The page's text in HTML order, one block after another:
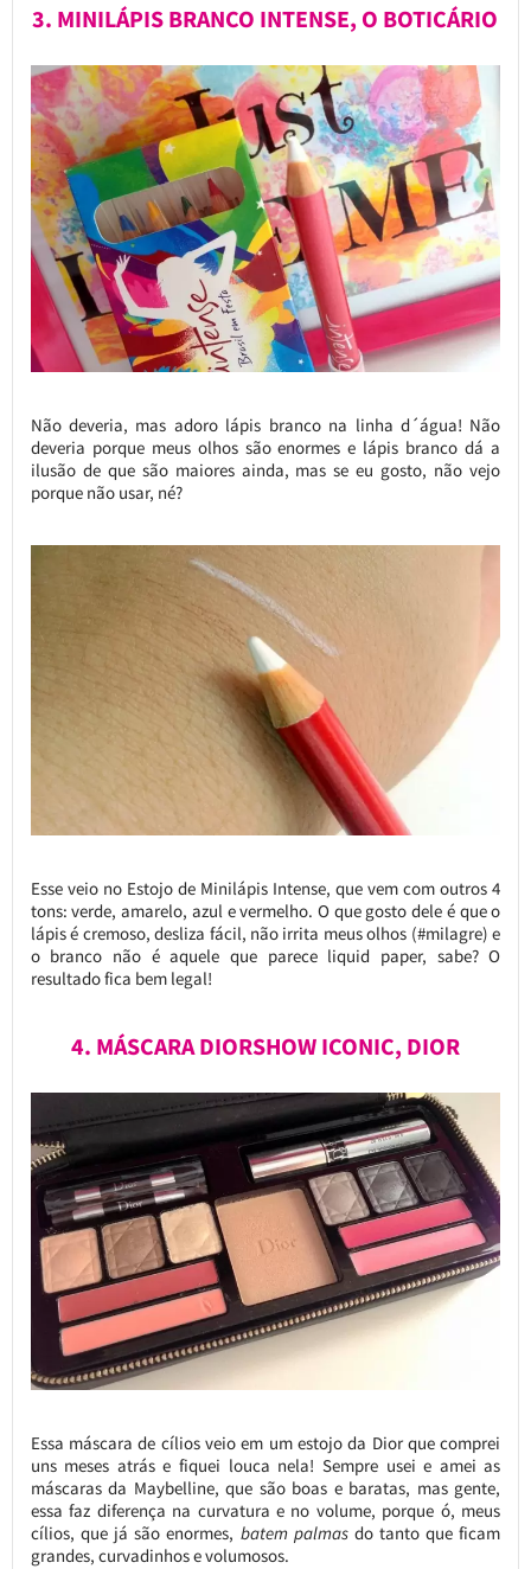
3. MINILÁPIS BRANCO INTENSE, O BOTICÁRIO
Não deveria, mas adoro lápis branco na linha d´água! Não
deveria porque meus olhos são enormes e lápis branco dá a
ilusão de que são maiores ainda, mas se eu gosto, não vejo
porque não usar, né?
Esse veio no Estojo de Minilápis Intense, que vem com outros 4
tons: verde, amarelo, azul e vermelho. O que gosto dele é que o
lápis é cremoso, desliza fácil, não irrita meus olhos (#milagre) e
o branco não é aquele que parece liquid paper, sabe? O
resultado fica bem legal!
4. MÁSCARA DIORSHOW ICONIC, DIOR
Essa máscara de cílios veio em um estojo da Dior que comprei
uns meses atrás e fiquei louca nela! Sempre usei e amei as
máscaras da Maybelline, que são boas e baratas, mas gente,
essa faz diferença na curvatura e no volume, porque ó, meus
cílios, que já são enormes, batem palmasdo tanto que ficam
grandes, curvadinhos e volumosos.